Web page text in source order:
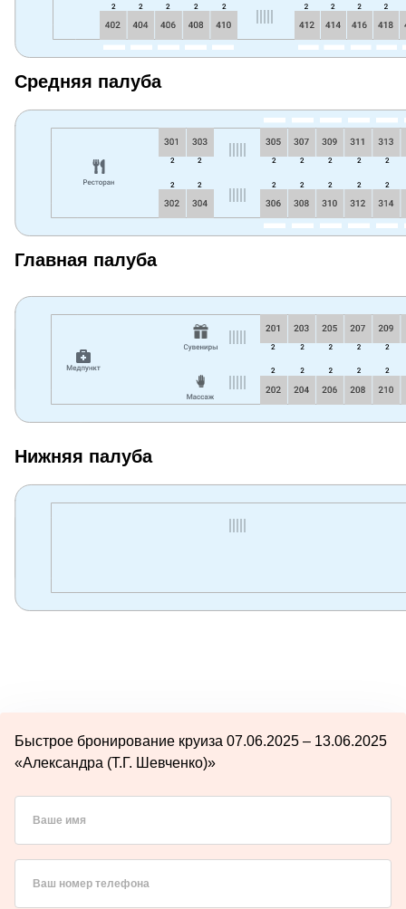
Средняя палуба
Главная палуба
Нижняя палуба
Быстрое бронирование круиза 07.06.2025 – 13.06.2025
«Александра (Т.Г. Шевченко)»
Ваше имя
Ваш номер телефона